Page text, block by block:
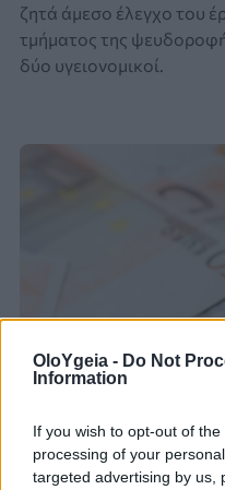
OloYgeia - Do Not
Information
If you wish to opt-out of
processing of your
targeted advertising by us,
ζητά άμεσο έλεγχο του
τμήματος της
δύο υγειονομικοί.
ΚΑΤΑΓΓΕΛΙΑ